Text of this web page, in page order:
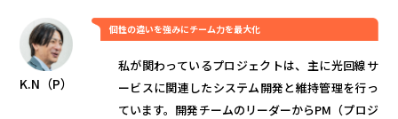
K.N（P）
個性の違いを強みにチーム力を最大化
私が関わっているプロジェクトは、主に光回線サ
ービスに関連したシステム開発と維持管理を行っ
ています。開発チームのリーダーからPM（プロジ